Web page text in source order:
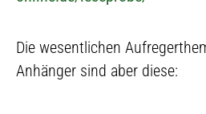
Die wesentlichen
Anhänger sind aber diese: